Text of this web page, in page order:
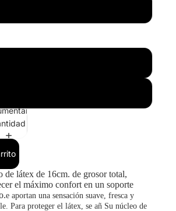
de látex de 16cm. de grosor total,
el máximo confort en un soporte
e aportan una sensación suave, fresca y
Para proteger el látex, se añ Su núcleo de